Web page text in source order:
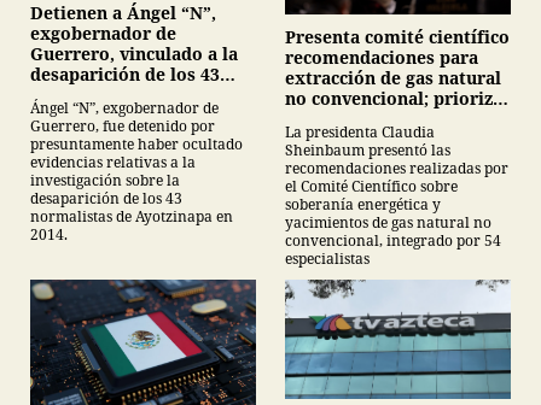
Detienen a Ángel “N”,
exgobernador de
Guerrero, vinculado a la
desaparición de los 43
normalistas de
Ayotzinapa
Ángel “N”, exgobernador de
Guerrero, fue detenido por
presuntamente haber ocultado
evidencias relativas a la
investigación sobre la
desaparición de los 43
normalistas de Ayotzinapa en
2014.
Presenta comité científico
recomendaciones para
extracción de gas natural
no convencional; prioriza
descarta yacimiento
Tampico-Misantla
La presidenta Claudia
Sheinbaum presentó las
recomendaciones realizadas por
el Comité Científico sobre
soberanía energética y
yacimientos de gas natural no
convencional, integrado por 54
especialistas